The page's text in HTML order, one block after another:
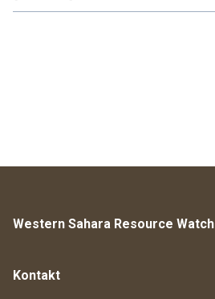
Western Sahara Resource Watch
Kontakt